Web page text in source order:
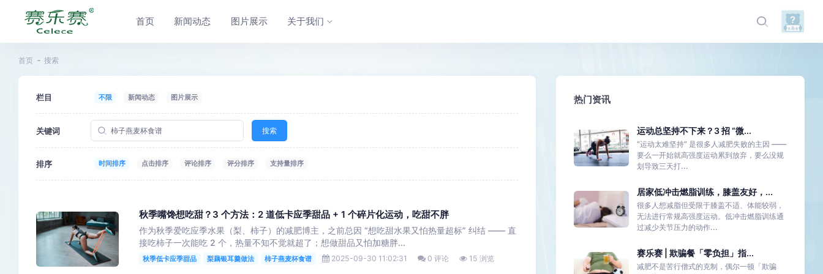
首页 新闻动态 图片展示 关于我们
首页 搜索
栏目 不限 新闻动态 图片展示
关键词 搜索
排序 时间排序 点击排序 评论排序 评分排序 支持量排序
秋季嘴馋想吃甜？3 个方法：2 道低卡应季甜品 + 1 个碎片化运动，吃甜不胖
作为秋季爱吃应季水果（梨、柿子）的减肥博主，之前总因 “想吃甜水果又怕热量超标” 纠结 —— 直
接吃柿子一次能吃 2 个，热量不知不觉就超了；想做甜品又怕加糖胖...
秋季低卡应季甜品 梨藕银耳羹做法 柿子燕麦杯食谱 2025-09-30 11:02:31 0 评论 15 浏览
热门资讯
运动总坚持不下来？3 招 “微...
“运动太难坚持” 是很多人减肥失败的主因 ——
要么一开始就高强度运动累到放弃，要么没规
划导致三天打...
居家低冲击燃脂训练，膝盖友好，...
很多人想减脂但受限于膝盖不适、体能较弱，
无法进行常规高强度运动。低冲击燃脂训练通
过减少关节压力的动作...
赛乐赛 | 欺骗餐「零负担」指...
减肥不是苦行僧式的克制，偶尔一顿「欺骗